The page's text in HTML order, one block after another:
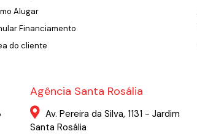
Alugar
Financiamento
do cliente
Agência Santa Rosália
Av. Pereira da Silva, 1131 - Jardim
Santa Rosália